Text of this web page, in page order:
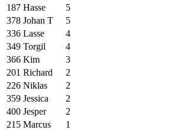
187 Hasse
5
378 Johan T
5
336 Lasse
4
349 Torgil
4
366 Kim
3
201 Richard
2
226 Niklas
2
359 Jessica
2
400 Jesper
2
215 Marcus
1